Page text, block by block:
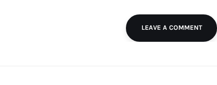
LEAVE A COMMENT